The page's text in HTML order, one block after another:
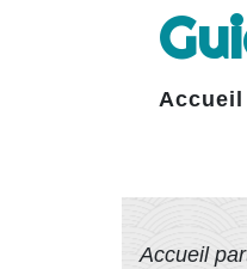
Accueil
Accueil